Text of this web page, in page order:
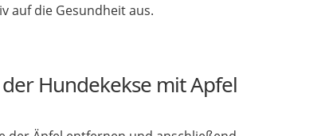
auf die Gesundheit aus.
Hundekekse mit Apfel